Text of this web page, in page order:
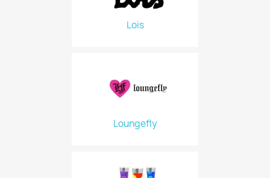
Lois
Loungefly